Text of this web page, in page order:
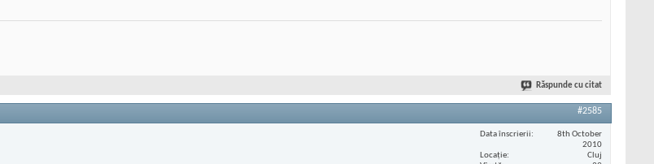
Răspunde cu citat
#2585
Data înscrierii
8th October
2010
Locaţie
Cluj